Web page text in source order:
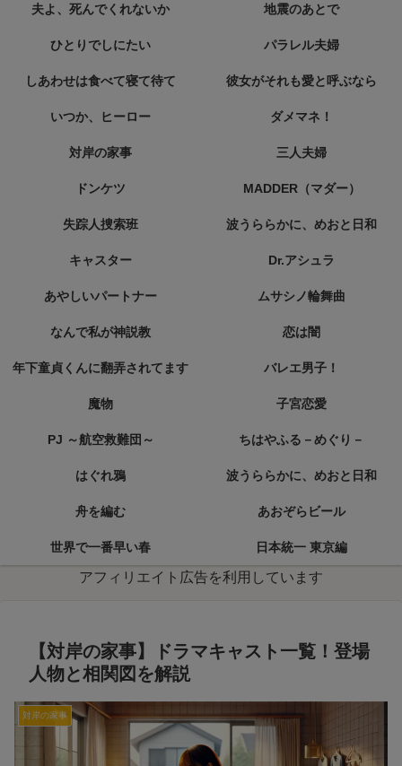
夫よ、死んでくれないか 地震のあとで
ひとりでしにたい パラレル夫婦
しあわせは食べて寝て待て 彼女がそれも愛と呼ぶなら
いつか、ヒーロー ダメマネ！
対岸の家事 三人夫婦
ドンケツ MADDER（マダー）
失踪人捜索班 波うららかに、めおと日和
キャスター Dr.アシュラ
あやしいパートナー ムサシノ輪舞曲
なんで私が神説教 恋は闇
年下童貞くんに翻弄されてます バレエ男子！
魔物 子宮恋愛
PJ ～航空救難団～ ちはやふる－めぐり－
はぐれ鴉 波うららかに、めおと日和
舟を編む あおぞらビール
世界で一番早い春 日本統一 東京編
アフィリエイト広告を利用しています
【対岸の家事】ドラマキャスト一覧！登場
人物と相関図を解説
対岸の家事